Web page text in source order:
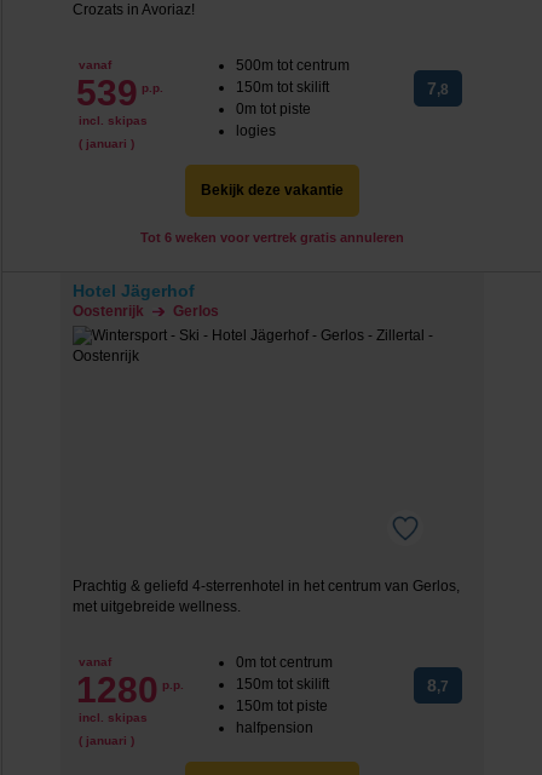
Crozats in Avoriaz!
vanaf
539 p.p.
incl. skipas
( januari )
500m tot centrum
150m tot skilift
0m tot piste
logies
7,8
Bekijk deze vakantie
Tot 6 weken voor vertrek gratis annuleren
Hotel Jägerhof
Oostenrijk Gerlos
Prachtig & geliefd 4-sterrenhotel in het centrum van Gerlos,
met uitgebreide wellness.
vanaf
1280 p.p.
incl. skipas
( januari )
0m tot centrum
150m tot skilift
150m tot piste
halfpension
8,7